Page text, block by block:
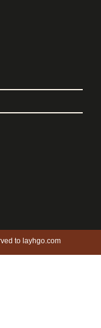
to layhgo.com